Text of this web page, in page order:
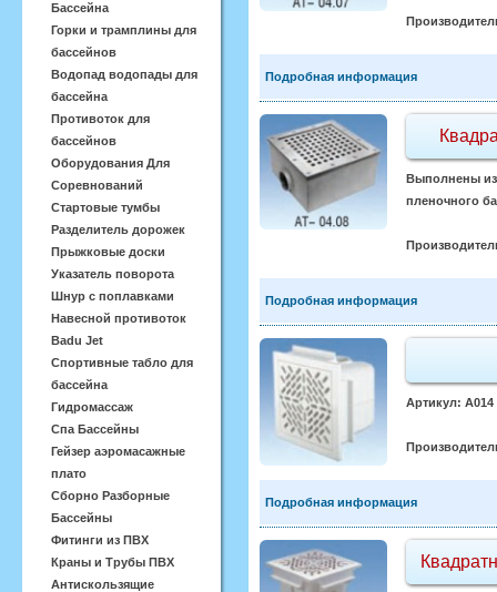
Бассейна
Горки и трамплины для
бассейнов
Водопад водопады для
бассейна
Противоток для
бассейнов
Оборудования Для
Соревнований
Стартовые тумбы
Разделитель дорожек
Прыжковые доски
Указатель поворота
Шнур с поплавками
Навесной противоток
Badu Jet
Спортивные табло для
бассейна
Гидромассаж
Спа Бассейны
Гейзер аэромасажные
плато
Сборно Разборные
Бассейны
Фитинги из ПВХ
Краны и Трубы ПВХ
Антискользящие
Подробная информация
Выполнены из
пленочного
Подробная информация
Артикул:
Подробная информация